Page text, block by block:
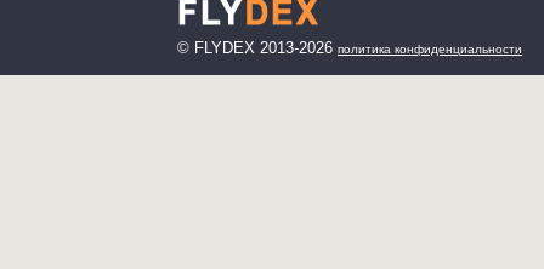
© FLYDEX 2013-2026 политика конфиденциальности